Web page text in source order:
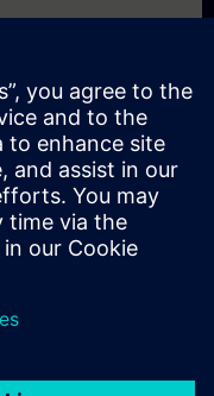
ha árajánlatot
helyszíni, akár
központunkban. Ez
(6 főtől) lenne
adatait és képzési